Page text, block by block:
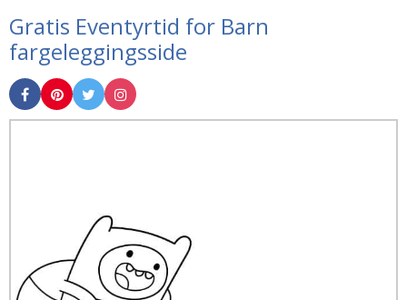
Gratis Eventyrtid for Barn
fargeleggingsside